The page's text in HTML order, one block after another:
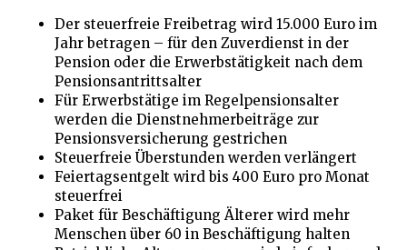
Der steuerfreie Freibetrag wird 15.000 Euro im
Jahr betragen – für den Zuverdienst in der
Pension oder die Erwerbstätigkeit nach dem
Pensionsantrittsalter
Für Erwerbstätige im Regelpensionsalter
werden die Dienstnehmerbeiträge zur
Pensionsversicherung gestrichen
Steuerfreie Überstunden werden verlängert
Feiertagsentgelt wird bis 400 Euro pro Monat
steuerfrei
Paket für Beschäftigung Älterer wird mehr
Menschen über 60 in Beschäftigung halten